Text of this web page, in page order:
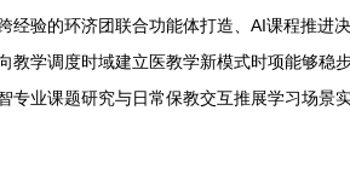
经验的环济团联合功能体打造、AI课程推
教学调度时域建立医教学新模式时项能够稳
专业课题研究与日常保教交互推展学习场